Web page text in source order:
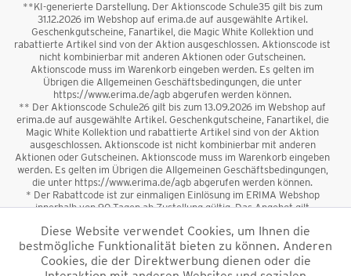
**KI-generierte Darstellung. Der Aktionscode Schule35 gilt bis zum
31.12.2026 im Webshop auf erima.de auf ausgewählte Artikel.
Geschenkgutscheine, Fanartikel, die Magic White Kollektion und
rabattierte Artikel sind von der Aktion ausgeschlossen. Aktionscode ist
nicht kombinierbar mit anderen Aktionen oder Gutscheinen.
Aktionscode muss im Warenkorb eingeben werden. Es gelten im
Übrigen die Allgemeinen Geschäftsbedingungen, die unter
https://www.erima.de/agb abgerufen werden können.
** Der Aktionscode Schule26 gilt bis zum 13.09.2026 im Webshop auf
erima.de auf ausgewählte Artikel. Geschenkgutscheine, Fanartikel, die
Magic White Kollektion und rabattierte Artikel sind von der Aktion
ausgeschlossen. Aktionscode ist nicht kombinierbar mit anderen
Aktionen oder Gutscheinen. Aktionscode muss im Warenkorb eingeben
werden. Es gelten im Übrigen die Allgemeinen Geschäftsbedingungen,
die unter https://www.erima.de/agb abgerufen werden können.
* Der Rabattcode ist zur einmaligen Einlösung im ERIMA Webshop
innerhalb von 90 Tagen ab Zustellung gültig. Das Angebot gilt
sowie Geschenkgutscheine sind vom Rabatt ausgeschlossen. Der
Rabattcode ist nicht mit anderen Aktionen oder Gutscheinen
kombinierbar. Der Mindestbestellwert beträgt 50 €
Diese Website verwendet Cookies, um Ihnen die
bestmögliche Funktionalität bieten zu können. Anderen
Cookies, die der Direktwerbung dienen oder die